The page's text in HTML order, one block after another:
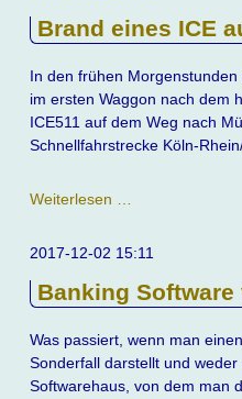
Brand eines ICE
In den frühen
im ersten Waggon nach dem
ICE511 auf dem Weg nach
Schnellfahrstrecke Köln-
Weiterlesen …
ICE
der
SFS
KRM
2017-12-02 15:11
Banking Software
Was passiert, wenn man
Sonderfall darstellt und
Softwarehaus, von dem man